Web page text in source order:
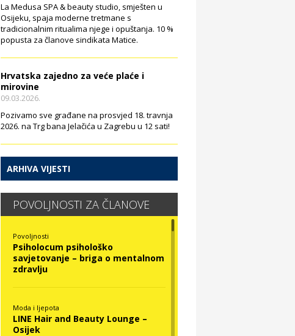
La Medusa SPA & beauty studio, smješten u
Osijeku, spaja moderne tretmane s
tradicionalnim ritualima njege i opuštanja. 10 %
popusta za članove sindikata Matice.
Hrvatska zajedno za veće plaće i
mirovine
09.03.2026.
Pozivamo sve građane na prosvjed 18. travnja
2026. na Trg bana Jelačića u Zagrebu u 12 sati!
ARHIVA VIJESTI
POVOLJNOSTI ZA ČLANOVE
Povoljnosti
Psiholocum psihološko
savjetovanje – briga o mentalnom
zdravlju
Moda i ljepota
LINE Hair and Beauty Lounge –
Osijek